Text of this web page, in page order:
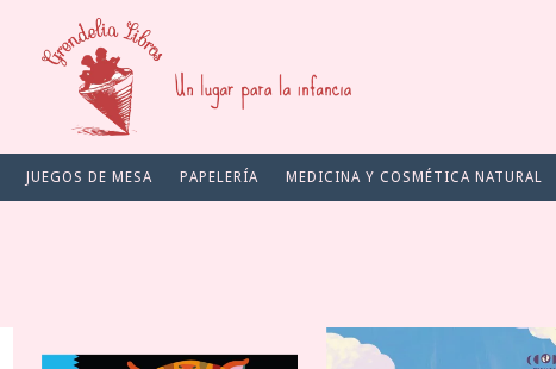
JUEGOS DE MESA PAPELERÍA MEDICINA Y COSMÉTICA NATURAL